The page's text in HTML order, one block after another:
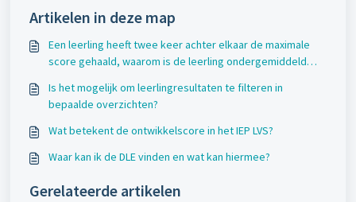
Artikelen in deze map
Een leerling heeft twee keer achter elkaar de maximale
score gehaald, waarom is de leerling ondergemiddeld
Is het mogelijk om leerlingresultaten te filteren in
bepaalde overzichten?
Wat betekent de ontwikkelscore in het IEP LVS?
Waar kan ik de DLE vinden en wat kan hiermee?
Gerelateerde artikelen